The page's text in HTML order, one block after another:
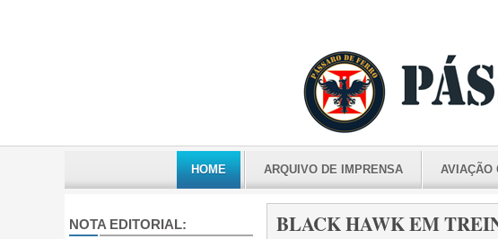
HOME ARQUIVO DE IMPRENSA AVIAÇÃO
NOTA EDITORIAL: BLACK HAWK EM